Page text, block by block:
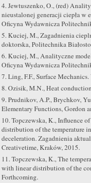
4. Jewtuszenko, O., (red)
nieustalonej generacji ciepła w
Oficyna Wydawnicza
5. Kuciej, M., Zagadnienia
doktorska, Politechnika
6. Kuciej, M., Analityczne
Oficyna Wydawnicza
7. Ling, F.F., Surface
8. Ozisik, M.N., Heat
9. Prudnikov, A.P., Brychkov,
Elementary Functions, Gordon
10. Topczewska, K., Influence
distribution of the temperature
deceleration. Zagadnienia
Creativetime, Kraków, 2015.
11. Topczewska, K., The
with linear distribution of the
Forthcoming.